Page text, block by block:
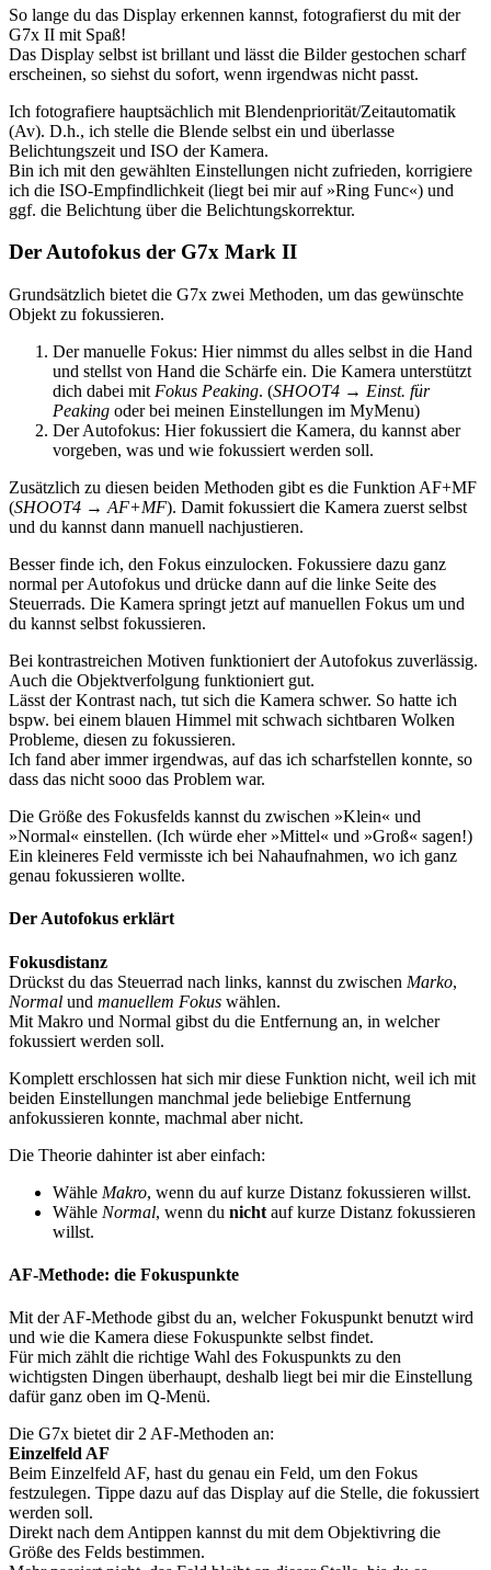
So lange du das Display erkennen kannst, fotografierst du mit der
G7x II mit Spaß!
Das Display selbst ist brillant und lässt die Bilder gestochen scharf
erscheinen, so siehst du sofort, wenn irgendwas nicht passt.
Ich fotografiere hauptsächlich mit Blendenpriorität/Zeitautomatik
(Av). D.h., ich stelle die Blende selbst ein und überlasse
Belichtungszeit und ISO der Kamera.
Bin ich mit den gewählten Einstellungen nicht zufrieden, korrigiere
ich die ISO-Empfindlichkeit (liegt bei mir auf »Ring Func«) und
ggf. die Belichtung über die Belichtungskorrektur.
Der Autofokus der G7x Mark II
Grundsätzlich bietet die G7x zwei Methoden, um das gewünschte
Objekt zu fokussieren.
Der manuelle Fokus: Hier nimmst du alles selbst in die Hand
und stellst von Hand die Schärfe ein. Die Kamera unterstützt
dich dabei mit Fokus Peaking. (SHOOT4 → Einst. für
Peaking oder bei meinen Einstellungen im MyMenu)
Der Autofokus: Hier fokussiert die Kamera, du kannst aber
vorgeben, was und wie fokussiert werden soll.
Zusätzlich zu diesen beiden Methoden gibt es die Funktion AF+MF
(SHOOT4 → AF+MF). Damit fokussiert die Kamera zuerst selbst
und du kannst dann manuell nachjustieren.
Besser finde ich, den Fokus einzulocken. Fokussiere dazu ganz
normal per Autofokus und drücke dann auf die linke Seite des
Steuerrads. Die Kamera springt jetzt auf manuellen Fokus um und
du kannst selbst fokussieren.
Bei kontrastreichen Motiven funktioniert der Autofokus zuverlässig.
Auch die Objektverfolgung funktioniert gut.
Lässt der Kontrast nach, tut sich die Kamera schwer. So hatte ich
bspw. bei einem blauen Himmel mit schwach sichtbaren Wolken
Probleme, diesen zu fokussieren.
Ich fand aber immer irgendwas, auf das ich scharfstellen konnte, so
dass das nicht sooo das Problem war.
Die Größe des Fokusfelds kannst du zwischen »Klein« und
»Normal« einstellen. (Ich würde eher »Mittel« und »Groß« sagen!)
Ein kleineres Feld vermisste ich bei Nahaufnahmen, wo ich ganz
genau fokussieren wollte.
Der Autofokus erklärt
Fokusdistanz
Drückst du das Steuerrad nach links, kannst du zwischen Marko,
Normal und manuellem Fokus wählen.
Mit Makro und Normal gibst du die Entfernung an, in welcher
fokussiert werden soll.
Komplett erschlossen hat sich mir diese Funktion nicht, weil ich mit
beiden Einstellungen manchmal jede beliebige Entfernung
anfokussieren konnte, machmal aber nicht.
Die Theorie dahinter ist aber einfach:
Wähle Makro, wenn du auf kurze Distanz fokussieren willst.
Wähle Normal, wenn du nicht auf kurze Distanz fokussieren
willst.
AF-Methode: die Fokuspunkte
Mit der AF-Methode gibst du an, welcher Fokuspunkt benutzt wird
und wie die Kamera diese Fokuspunkte selbst findet.
Für mich zählt die richtige Wahl des Fokuspunkts zu den
wichtigsten Dingen überhaupt, deshalb liegt bei mir die Einstellung
dafür ganz oben im Q-Menü.
Die G7x bietet dir 2 AF-Methoden an:
Einzelfeld AF
Beim Einzelfeld AF, hast du genau ein Feld, um den Fokus
festzulegen. Tippe dazu auf das Display auf die Stelle, die fokussiert
werden soll.
Direkt nach dem Antippen kannst du mit dem Objektivring die
Größe des Felds bestimmen.